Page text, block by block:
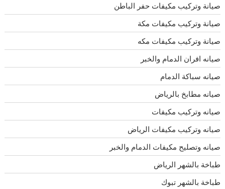
صيانة وتركيب مكيفات حفر الباطن
صيانة وتركيب مكيفات مكة
صيانة وتركيب مكيفات مكه
صيانه افران الدمام والخبر
صيانه سباكة الدمام
صيانه مطابخ بالرياض
صيانه وتركيب مكيفات
صيانه وتركيب مكيفات الرياض
صيانه وتصليح مكيفات الدمام والخبر
طباخة بالشهر الرياض
طباخة بالشهر تبوك